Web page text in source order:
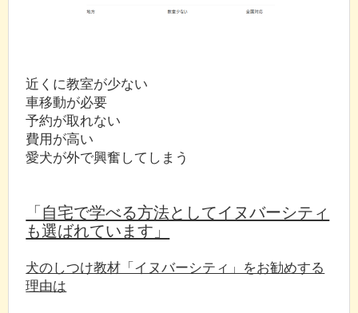
近くに教室が少ない
車移動が必要
予約が取れない
費用が高い
愛犬が外で興奮してしまう
「自宅で学べる方法としてイヌバーシティ
も選ばれています」
犬のしつけ教材「イヌバーシティ」をお勧めする
理由は